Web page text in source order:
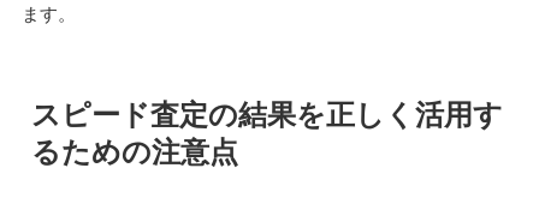
ます。
スピード査定の結果を正しく活用す
るための注意点